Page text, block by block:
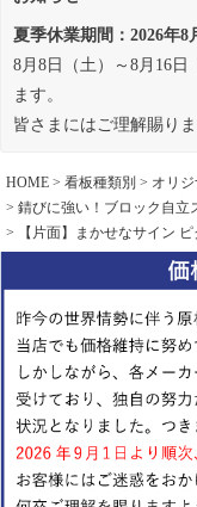
夏季休業期間：2026年8
8月8日（土）～8月16
ます。
皆さまにはご理解賜り
HOME 看板種類別
オリ
錆びに強い！ブロック自立
【片面】まかせなサイン